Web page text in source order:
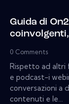
Guida di
0 Comments
Rispetto ad altri
e podcast-i
conversazioni a
contenuti e le…